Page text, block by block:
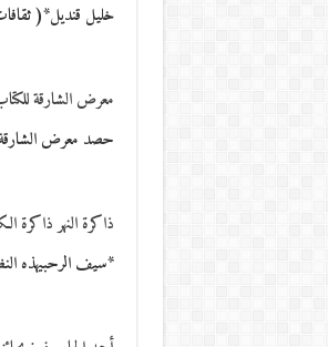
خليل قنديل*(
معرض الشارقة
حصد معرض الشارقة
ذاكرة النهر ذاكرة
*سيف الرحبيهذه